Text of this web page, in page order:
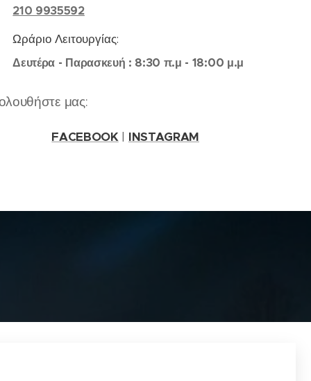
210 9935592
Ωράριο Λειτουργίας:
Δευτέρα - Παρασκευή : 8:30 π.μ - 18:00 μ.μ
μας:
FACEBOOK| INSTAGRAM